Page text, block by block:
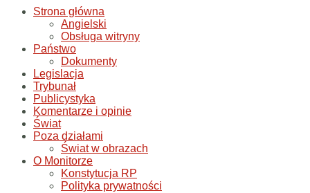
Strona główna
Angielski
Obsługa witryny
Państwo
Dokumenty
Legislacja
Trybunał
Publicystyka
Komentarze i opinie
Świat
Poza działami
Świat w obrazach
O Monitorze
Konstytucja RP
Polityka prywatności